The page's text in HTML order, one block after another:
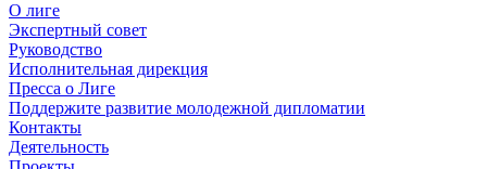
О лиге
Экспертный совет
Руководство
Исполнительная дирекция
Пресса о Лиге
Поддержите развитие молодежной дипломатии
Контакты
Деятельность